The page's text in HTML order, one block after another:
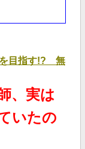
を目指す!? 無
、実は
いたの